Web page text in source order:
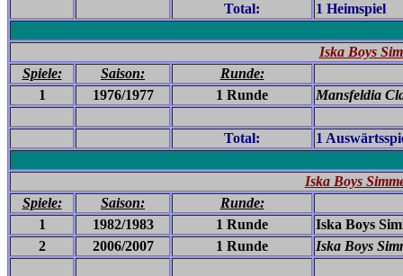
Total: 1 Heimspiel
Iska Boys
Spiele:
Saison:
Runde:
1
1976/1977 1 Runde Mansfeldia
Total: 1
Iska Boys
Spiele:
Saison:
Runde:
1
1982/1983 1 Runde
Iska Boys
2
2006/2007 1 Runde Iska Boys